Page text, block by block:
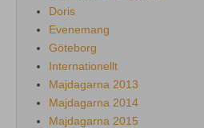
Doris
Evenemang
Göteborg
Internationellt
Majdagarna 2013
Majdagarna 2014
Majdagarna 2015